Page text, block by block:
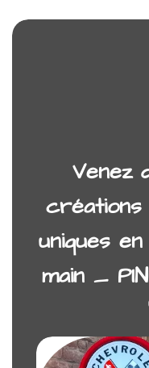
Venez
créations
uniques
main _